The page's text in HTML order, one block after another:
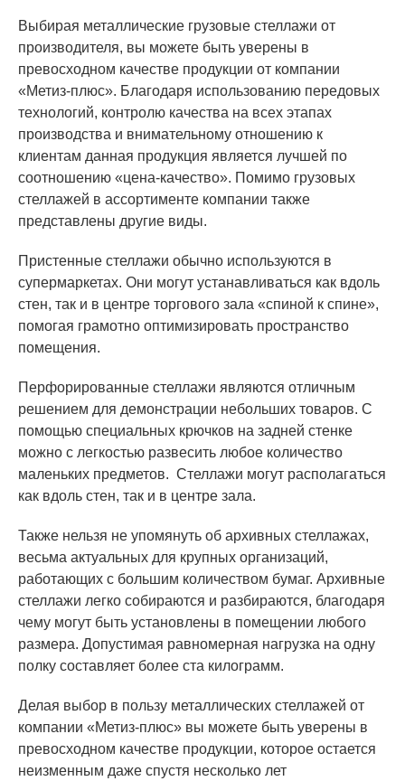
Выбирая металлические грузовые стеллажи от
производителя, вы можете быть уверены в
превосходном качестве продукции от компании
«Метиз-плюс». Благодаря использованию передовых
технологий, контролю качества на всех этапах
производства и внимательному отношению к
клиентам данная продукция является лучшей по
соотношению «цена-качество». Помимо грузовых
стеллажей в ассортименте компании также
представлены другие виды.
Пристенные стеллажи обычно используются в
супермаркетах. Они могут устанавливаться как вдоль
стен, так и в центре торгового зала «спиной к спине»,
помогая грамотно оптимизировать пространство
помещения.
Перфорированные стеллажи являются отличным
решением для демонстрации небольших товаров. С
помощью специальных крючков на задней стенке
можно с легкостью развесить любое количество
маленьких предметов. Стеллажи могут располагаться
как вдоль стен, так и в центре зала.
Также нельзя не упомянуть об архивных стеллажах,
весьма актуальных для крупных организаций,
работающих с большим количеством бумаг. Архивные
стеллажи легко собираются и разбираются, благодаря
чему могут быть установлены в помещении любого
размера. Допустимая равномерная нагрузка на одну
полку составляет более ста килограмм.
Делая выбор в пользу металлических стеллажей от
компании «Метиз-плюс» вы можете быть уверены в
превосходном качестве продукции, которое остается
неизменным даже спустя несколько лет